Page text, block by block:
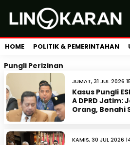
HOME POLITIK & PEMERINTAHAN
Pungli Perizinan
JUMAT, 31 JUL 2026
Kasus Pungli
A DPRD Jatim:
Orang, Benahi
KAMIS, 30 JUL 2026